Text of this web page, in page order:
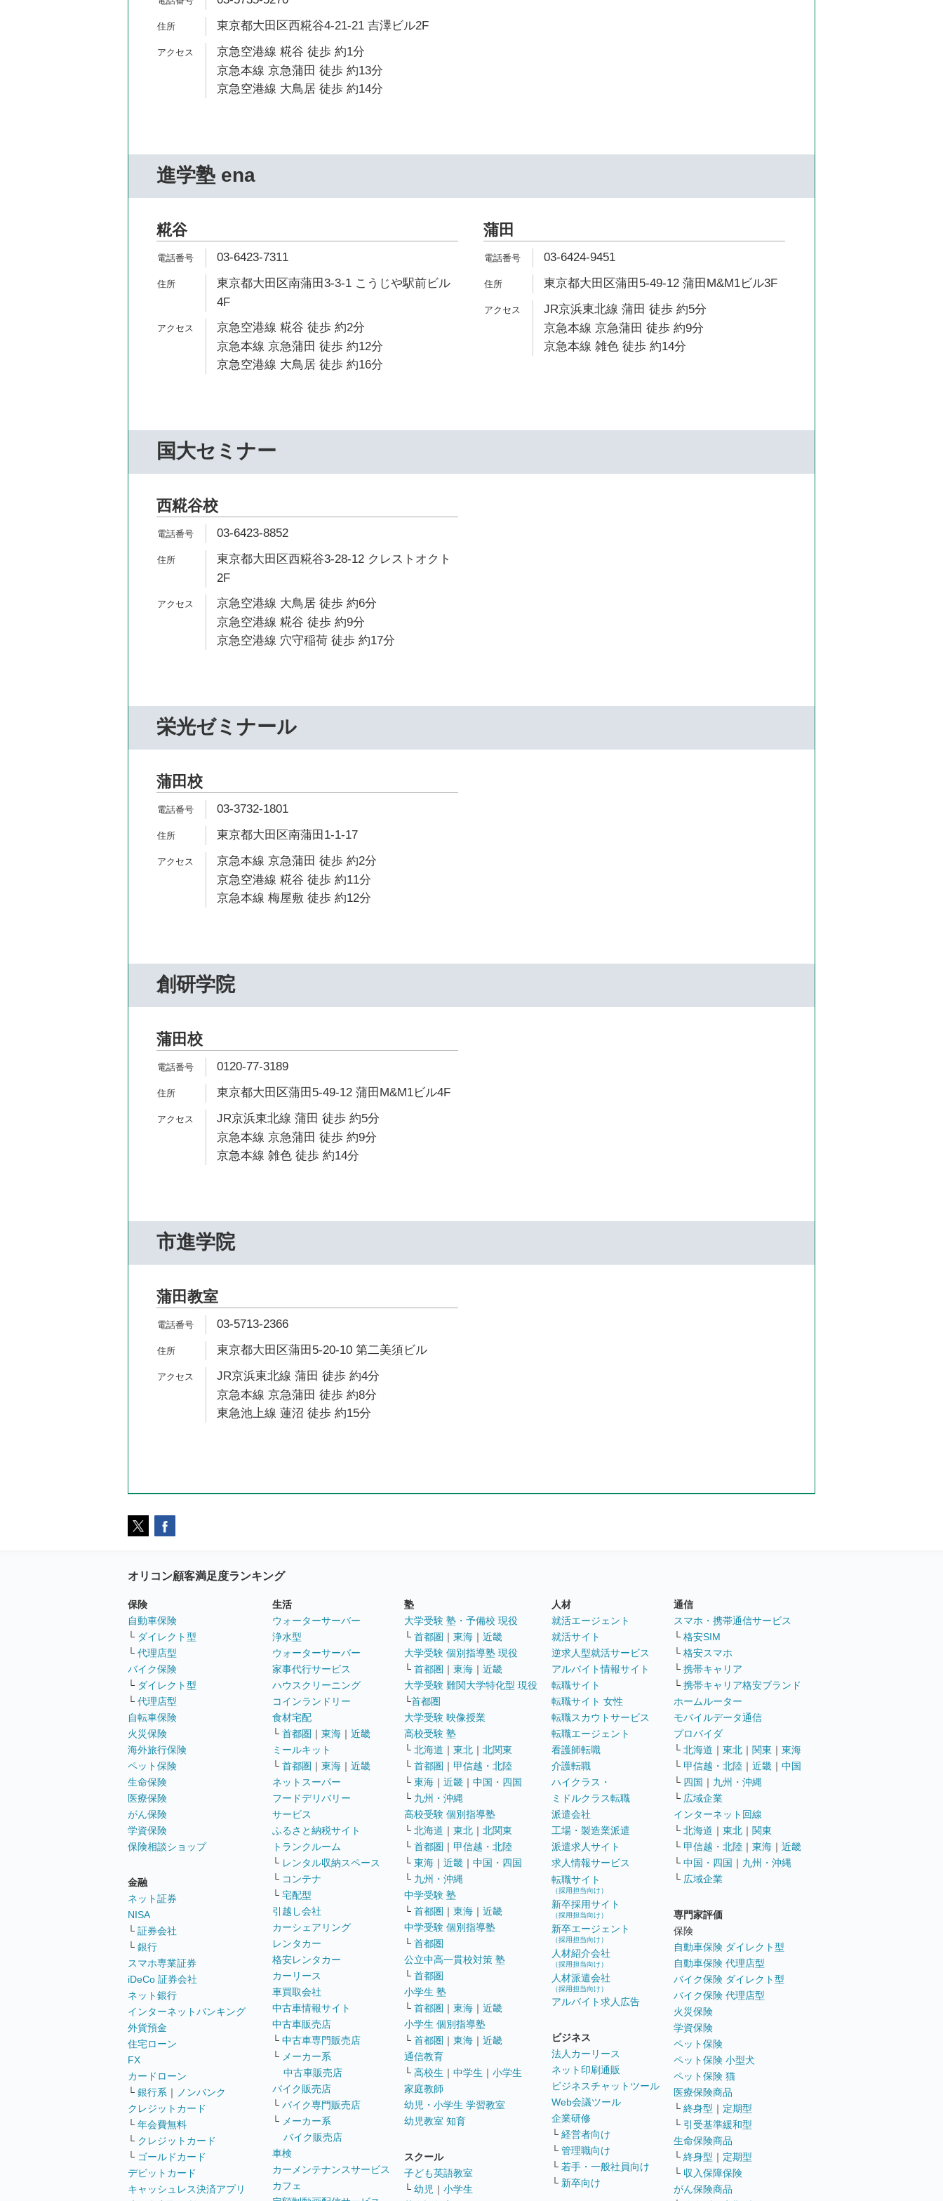
東京都大田区西糀谷4-21-21 吉澤ビル2F
京急空港線 糀谷 徒歩 約1分
京急本線 京急蒲田 徒歩 約13分
京急空港線 大鳥居 徒歩 約14分
進学塾 ena
糀谷
03-6423-7311
東京都大田区南蒲田3-3-1 こうじや駅前ビル
4F
京急空港線 糀谷 徒歩 約2分
京急本線 京急蒲田 徒歩 約12分
京急空港線 大鳥居 徒歩 約16分
蒲田
03-6424-9451
東京都大田区蒲田5-49-12 蒲田M&M1ビル3F
JR京浜東北線 蒲田 徒歩 約5分
京急本線 京急蒲田 徒歩 約9分
京急本線 雑色 徒歩 約14分
国大セミナー
西糀谷校
03-6423-8852
東京都大田区西糀谷3-28-12 クレストオクト
2F
京急空港線 大鳥居 徒歩 約6分
京急空港線 糀谷 徒歩 約9分
京急空港線 穴守稲荷 徒歩 約17分
栄光ゼミナール
蒲田校
03-3732-1801
東京都大田区南蒲田1-1-17
京急本線 京急蒲田 徒歩 約2分
京急空港線 糀谷 徒歩 約11分
京急本線 梅屋敷 徒歩 約12分
創研学院
蒲田校
0120-77-3189
東京都大田区蒲田5-49-12 蒲田M&M1ビル4F
JR京浜東北線 蒲田 徒歩 約5分
京急本線 京急蒲田 徒歩 約9分
京急本線 雑色 徒歩 約14分
市進学院
蒲田教室
03-5713-2366
東京都大田区蒲田5-20-10 第二美須ビル
JR京浜東北線 蒲田 徒歩 約4分
京急本線 京急蒲田 徒歩 約8分
東急池上線 蓮沼 徒歩 約15分
オリコン顧客満足度ランキング
保険
自動車保険
└ ダイレクト型
└ 代理店型
バイク保険
└ ダイレクト型
└ 代理店型
自転車保険
火災保険
海外旅行保険
ペット保険
生命保険
医療保険
がん保険
学資保険
保険相談ショップ
金融
ネット証券
NISA
└ 証券会社
└ 銀行
スマホ専業証券
iDeCo 証券会社
ネット銀行
インターネットバンキング
外貨預金
住宅ローン
FX
カードローン
└ 銀行系 ｜
ノンバンク
クレジットカード
└ 年会費無料
└ クレジットカード
└ ゴールドカード
デビットカード
キャッシュレス決済アプリ
生活
ウォーターサーバー
浄水型
ウォーターサーバー
家事代行サービス
ハウスクリーニング
コインランドリー
食材宅配
└ 首都圏 ｜ 東海 ｜ 近畿
ミールキット
└ 首都圏 ｜ 東海 ｜ 近畿
ネットスーパー
フードデリバリー
サービス
ふるさと納税サイト
トランクルーム
└ レンタル収納スペース
└ コンテナ
└ 宅配型
引越し会社
カーシェアリング
レンタカー
格安レンタカー
カーリース
車買取会社
中古車情報サイト
中古車販売店
└ 中古車専門販売店
└ メーカー系
中古車販売店
バイク販売店
└ バイク専門販売店
└ メーカー系
バイク販売店
車検
カーメンテナンスサービス
カフェ
塾
大学受験 塾・予備校 現役
└ 首都圏 ｜ 東海 ｜ 近畿
大学受験 個別指導塾 現役
└ 首都圏 ｜ 東海 ｜ 近畿
大学受験 難関大学特化型 現役
└首都圏
大学受験 映像授業
高校受験 塾
└ 北海道 ｜ 東北 ｜ 北関東
└ 首都圏 ｜ 甲信越・北陸
└ 東海 ｜ 近畿 ｜ 中国・四国
└ 九州・沖縄
高校受験 個別指導塾
└ 北海道 ｜ 東北 ｜ 北関東
└ 首都圏 ｜ 甲信越・北陸
└ 東海 ｜ 近畿 ｜ 中国・四国
└ 九州・沖縄
中学受験 塾
└ 首都圏 ｜ 東海 ｜ 近畿
中学受験 個別指導塾
└ 首都圏
公立中高一貫校対策 塾
└ 首都圏
小学生 塾
└ 首都圏 ｜ 東海 ｜ 近畿
小学生 個別指導塾
└ 首都圏 ｜ 東海 ｜ 近畿
通信教育
└ 高校生 ｜ 中学生 ｜ 小学生
家庭教師
幼児・小学生 学習教室
幼児教室 知育
スクール
子ども英語教室
└ 幼児 ｜ 小学生
人材
就活エージェント
就活サイト
逆求人型就活サービス
アルバイト情報サイト
転職サイト
転職サイト 女性
転職スカウトサービス
転職エージェント
看護師転職
介護転職
ハイクラス・
ミドルクラス転職
派遣会社
工場・製造業派遣
派遣求人サイト
求人情報サービス
転職サイト
（採用担当向け）
新卒採用サイト
（採用担当向け）
新卒エージェント
（採用担当向け）
人材紹介会社
（採用担当向け）
人材派遣会社
（採用担当向け）
アルバイト求人広告
ビジネス
法人カーリース
ネット印刷通販
ビジネスチャットツール
Web会議ツール
企業研修
└ 経営者向け
└ 管理職向け
└ 若手・一般社員向け
└ 新卒向け
通信
スマホ・携帯通信サービス
└ 格安SIM
└ 格安スマホ
└ 携帯キャリア
└ 携帯キャリア格安ブランド
ホームルーター
モバイルデータ通信
プロバイダ
└ 北海道 ｜ 東北 ｜ 関東 ｜ 東海
└ 甲信越・北陸 ｜ 近畿 ｜ 中国
└ 四国 ｜ 九州・沖縄
└ 広域企業
インターネット回線
└ 北海道 ｜ 東北 ｜ 関東
└ 甲信越・北陸 ｜ 東海 ｜ 近畿
└ 中国・四国 ｜ 九州・沖縄
└ 広域企業
専門家評価
保険
自動車保険 ダイレクト型
自動車保険 代理店型
バイク保険 ダイレクト型
バイク保険 代理店型
火災保険
学資保険
ペット保険
ペット保険 小型犬
ペット保険 猫
医療保険商品
└ 終身型 ｜ 定期型
└ 引受基準緩和型
生命保険商品
└ 終身型 ｜ 定期型
└ 収入保障保険
がん保険商品